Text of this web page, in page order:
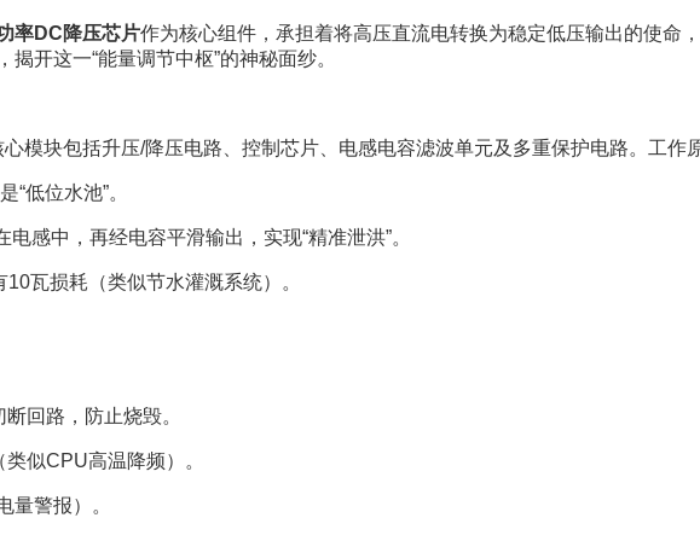
率DC降压芯片作为核心组件，承担着将高压直流电转换为稳定低压输出的使命
开这一“能量调节中枢”的神秘面纱。
模块包括升压/降压电路、控制芯片、电感电容滤波单元及多重保护电路。工作
“低位水池”。
感中，再经电容平滑输出，实现“精准泄洪”。
瓦损耗（类似节水灌溉系统）。
回路，防止烧毁。
似CPU高温降频）。
量警报）。